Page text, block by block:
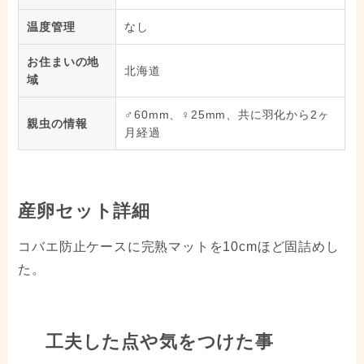
温度管理 なし
お住まいの地
域
北海道
親虫の情報
♂60mm、♀25mm、共に羽化から2ヶ
月経過
産卵セット詳細
コバエ防止ケースに完熟マットを10cmほど固詰めし
た。
工夫した点や気をつけた事